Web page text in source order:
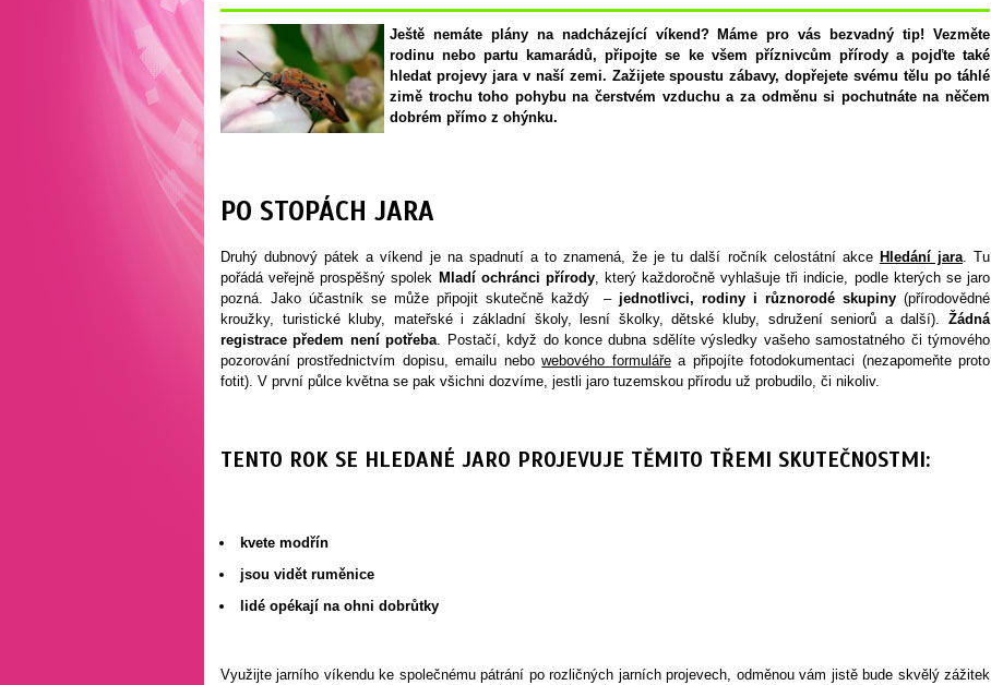
Ještě nemáte plány na nadcházející víkend? Máme pro vás bezvadný tip! Vezměte
rodinu nebo partu kamarádů, připojte se ke všem příznivcům přírody a pojďte také
hledat projevy jara v naší zemi. Zažijete spoustu zábavy, dopřejete svému tělu po táhlé
zimě trochu toho pohybu na čerstvém vzduchu a za odměnu si pochutnáte na něčem
dobrém přímo z ohýnku.
PO STOPÁCH JARA
Druhý dubnový pátek a víkend je na spadnutí a to znamená, že je tu další ročník celostátní akce Hledání jara. Tu
pořádá veřejně prospěšný spolek Mladí ochránci přírody, který každoročně vyhlašuje tři indicie, podle kterých se jaro
pozná. Jako účastník se může připojit skutečně každý – jednotlivci, rodiny i různorodé skupiny (přírodovědné
kroužky, turistické kluby, mateřské i základní školy, lesní školky, dětské kluby, sdružení seniorů a další). Žádná
registrace předem není potřeba . Postačí, když do konce dubna sdělíte výsledky vašeho samostatného či týmového
pozorování prostřednictvím dopisu, emailu nebowebového formulářea připojíte fotodokumentaci (nezapomeňte proto
fotit). V první půlce května se pak všichni dozvíme, jestli jaro tuzemskou přírodu už probudilo, či nikoliv.
TENTO ROK SE HLEDANÉ JARO PROJEVUJE TĚMITO TŘEMI SKUTEČNOSTMI:
kvete modřín
jsou vidět ruměnice
lidé opékají na ohni dobrůtky
Využijte jarního víkendu ke společnému pátrání po rozličných jarních projevech, odměnou vám jistě bude skvělý zážitek